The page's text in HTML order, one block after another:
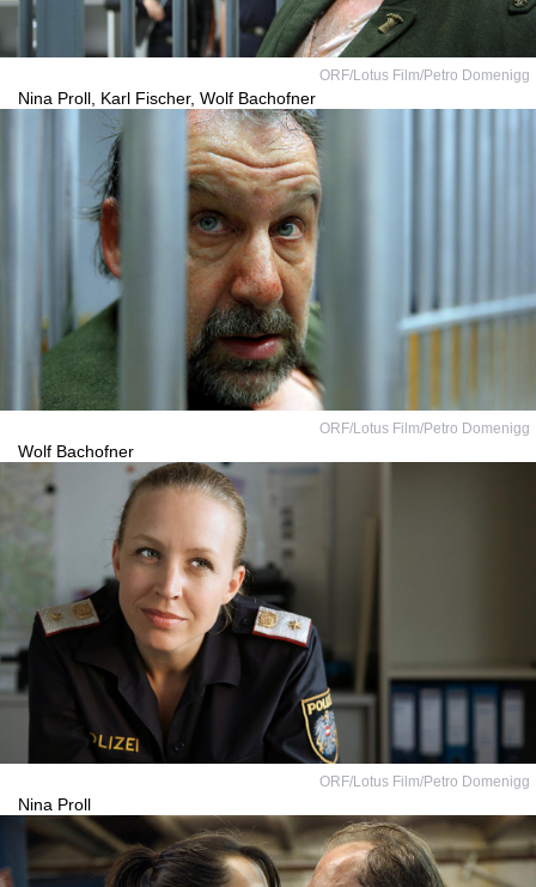
ORF/Lotus Film/Petro Domenigg
Nina Proll, Karl Fischer, Wolf Bachofner
ORF/Lotus Film/Petro Domenigg
Wolf Bachofner
ORF/Lotus Film/Petro Domenigg
Nina Proll